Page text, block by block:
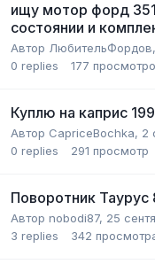
ищу мотор форд
состоянии и
Автор ЛюбительФордов,
0 replies 177
Куплю на каприс
Автор CapriceBochka, 2
0 replies 291 просмотр
Поворотник Таурус
Автор nobodi87, 25
3 replies 342